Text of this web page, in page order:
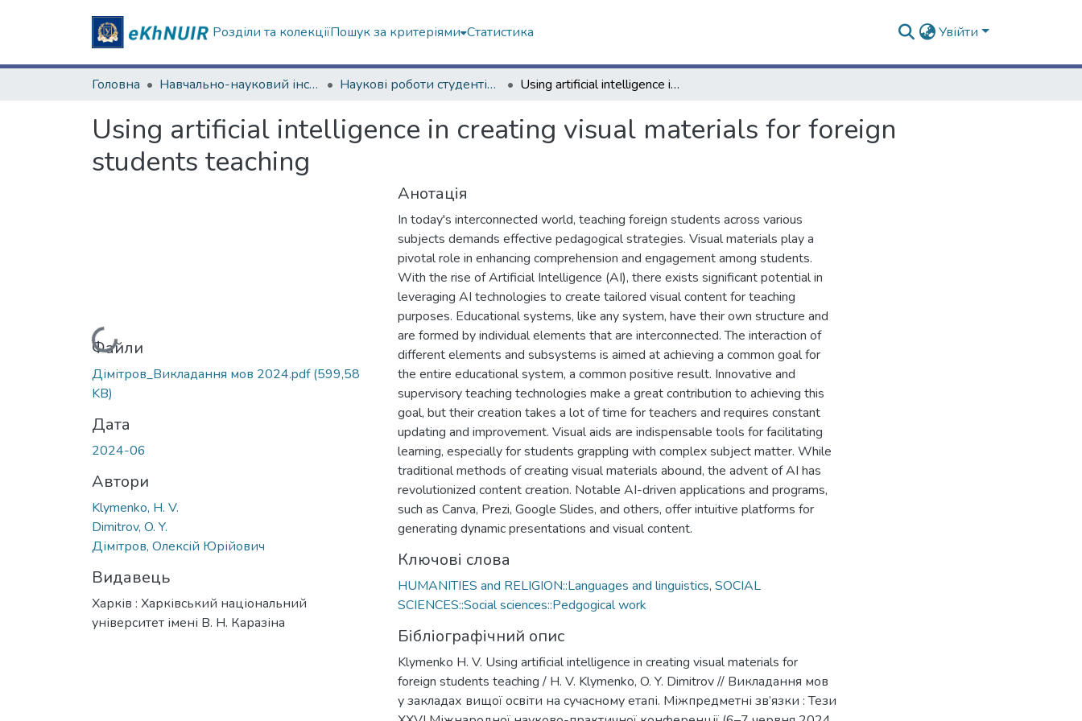
Розділи та колекціїПошук за критеріями Статистика Увійти
Головна Навчально-науковий інститут міжнародної освіти Наукові роботи студентів та аспірантів. Навчально-науковий інститут міжнародної освіти Using artificial intelligence in creating visual materials for foreign students teaching
Using artificial intelligence in creating visual materials for foreign
students teaching
Вантажиться...
Файли
Дімітров_Викладання мов 2024.pdf(599,58
KB)
Дата
2024-06
Автори
Klymenko, H. V.
Dimitrov, O. Y.
Дімітров, Олексій Юрійович
Видавець
Харків : Харківський національний
університет імені В. Н. Каразіна
Анотація
In today's interconnected world, teaching foreign students across various
subjects demands effective pedagogical strategies. Visual materials play a
pivotal role in enhancing comprehension and engagement among students.
With the rise of Artificial Intelligence (AI), there exists significant potential in
leveraging AI technologies to create tailored visual content for teaching
purposes. Educational systems, like any system, have their own structure and
are formed by individual elements that are interconnected. The interaction of
different elements and subsystems is aimed at achieving a common goal for
the entire educational system, a common positive result. Innovative and
supervisory teaching technologies make a great contribution to achieving this
goal, but their creation takes a lot of time for teachers and requires constant
updating and improvement. Visual aids are indispensable tools for facilitating
learning, especially for students grappling with complex subject matter. While
traditional methods of creating visual materials abound, the advent of AI has
revolutionized content creation. Notable AI-driven applications and programs,
such as Canva, Prezi, Google Slides, and others, offer intuitive platforms for
generating dynamic presentations and visual content.
Ключові слова
HUMANITIES and RELIGION::Languages and linguistics, SOCIAL
SCIENCES::Social sciences::Pedgogical work
Бібліографічний опис
Klymenko H. V. Using artificial intelligence in creating visual materials for
foreign students teaching / H. V. Klymenko, O. Y. Dimitrov // Викладання мов
у закладах вищої освіти на сучасному етапі. Міжпредметні зв’язки : Тези